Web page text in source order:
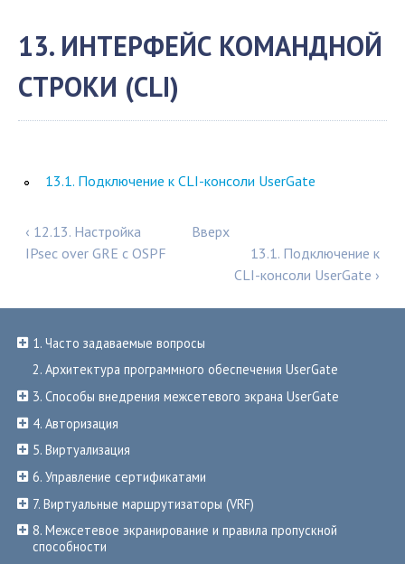
1. Часто задаваемые вопросы
2. Архитектура программного обеспечения UserGate
3. Способы внедрения межсетевого экрана UserGate
4. Авторизация
5. Виртуализация
6. Управление сертификатами
7. Виртуальные маршрутизаторы (VRF)
8. Межсетевое экранирование и правила пропускной
способности
13. ИНТЕРФЕЙС КОМАНДНОЙ
СТРОКИ (CLI)
13.1. Подключение к CLI-консоли UserGate
‹ 12.13. Настройка
IPsec over GRE с OSPF
Вверх
13.1. Подключение к
CLI-консоли UserGate ›